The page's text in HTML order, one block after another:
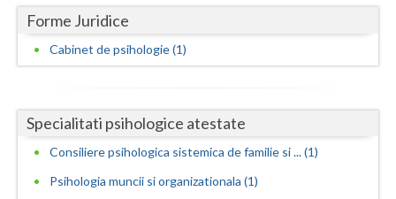
Mehedinti
Mures
Olt
Forme Juridice
Cabinet de psihologie (1)
Specialitati psihologice atestate
Consiliere psihologica sistemica de familie si ... (1)
Psihologia muncii si organizationala (1)